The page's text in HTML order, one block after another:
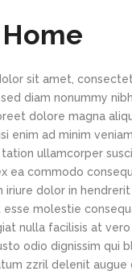
sit amet,
diam nonummy
dolore magna
enim ad minim
ullamcorper
ea commodo
iriure dolor in hendrerit
molestie
nulla facilisis at
odio dignissim qui
zzril delenit augue